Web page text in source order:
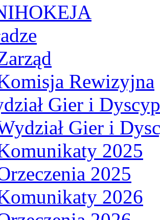
Rewizyjna
Gier i
Gier i
2025
2025
2026